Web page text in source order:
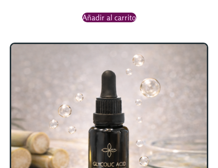
Añadir al carrito